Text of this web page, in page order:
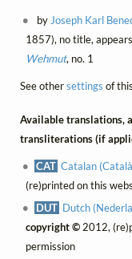
by Joseph Karl
1857), no title,
Wehmut, no. 1
See othersettings of
Available translations,
transliterations (if
CAT Catalan
(re)printed on this
DUT Dutch
copyright ©2012,
permission